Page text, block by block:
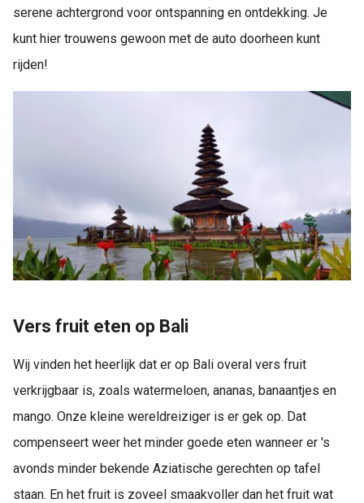
serene achtergrond voor ontspanning en ontdekking. Je
kunt hier trouwens gewoon met de auto doorheen kunt
rijden!
Vers fruit eten op Bali
Wij vinden het heerlijk dat er op Bali overal vers fruit
verkrijgbaar is, zoals watermeloen, ananas, banaantjes en
mango. Onze kleine wereldreiziger is er gek op. Dat
compenseert weer het minder goede eten wanneer er 's
avonds minder bekende Aziatische gerechten op tafel
staan. En het fruit is zoveel smaakvoller dan het fruit wat